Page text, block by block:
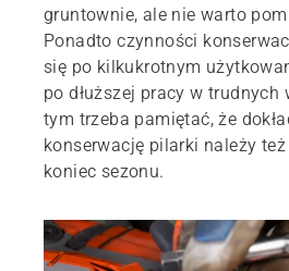
gruntownie, ale nie warto
Ponadto czynności
się po kilkukrotnym
po dłuższej pracy w trudnych
tym trzeba pamiętać, że
konserwację pilarki należy
koniec sezonu.